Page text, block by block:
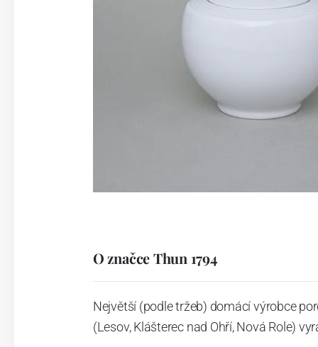
O značce Thun 1794
Největší (podle tržeb) domácí výrobce
(Lesov, Klášterec nad Ohří, Nová Role)